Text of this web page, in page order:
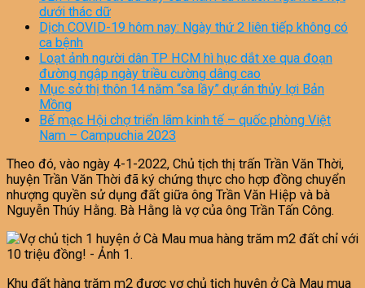
dưới thác dữ
Dịch COVID-19 hôm nay: Ngày thứ 2 liên tiếp không có
ca bệnh
Loạt ảnh người dân TP HCM hì hục dắt xe qua đoạn
đường ngập ngày triều cường dâng cao
Mục sở thị thôn 14 năm “sa lầy” dự án thủy lợi Bản
Mồng
Bế mạc Hội chợ triển lãm kinh tế – quốc phòng Việt
Nam – Campuchia 2023
Theo đó, vào ngày 4-1-2022, Chủ tịch thị trấn Trần Văn Thời,
huyện Trần Văn Thời đã ký chứng thực cho hợp đồng chuyển
nhượng quyền sử dụng đất giữa ông Trần Văn Hiệp và bà
Nguyễn Thúy Hằng. Bà Hằng là vợ của ông Trần Tấn Công.
Khu đất hàng trăm m2 được vợ chủ tịch huyện ở Cà Mau mua